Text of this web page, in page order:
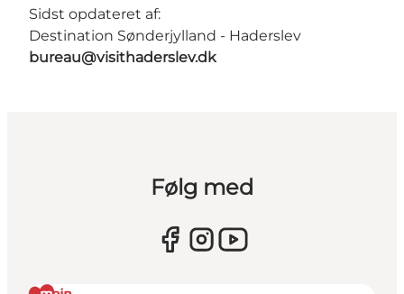
Sidst opdateret af:
Destination Sønderjylland - Haderslev
bureau@visithaderslev.dk
Følg med